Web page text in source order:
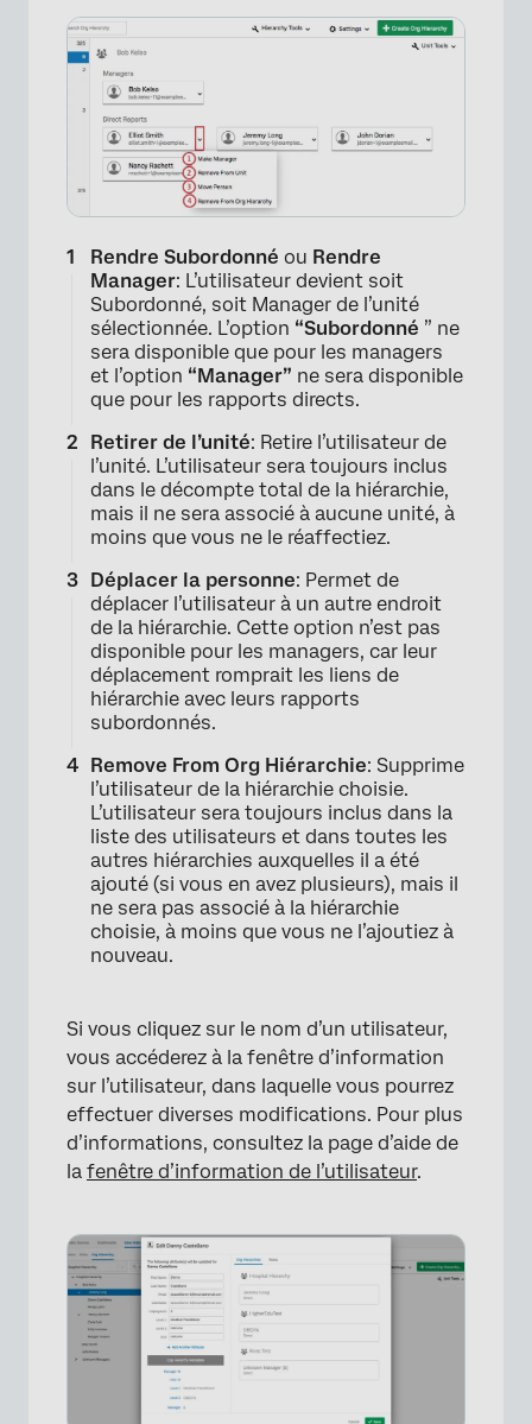
×
Rendre Subordonné ou Rendre
Manager: L’utilisateur devient soit
Subordonné, soit Manager de l’unité
sélectionnée. L’option “Subordonné ” ne
sera disponible que pour les managers
et l’option “Manager” ne sera disponible
que pour les rapports directs.
Retirer de l’unité: Retire l’utilisateur de
l’unité. L’utilisateur sera toujours inclus
dans le décompte total de la hiérarchie,
mais il ne sera associé à aucune unité, à
moins que vous ne le réaffectiez.
Déplacer la personne: Permet de
déplacer l’utilisateur à un autre endroit
de la hiérarchie. Cette option n’est pas
disponible pour les managers, car leur
déplacement romprait les liens de
hiérarchie avec leurs rapports
subordonnés.
Remove From Org Hiérarchie: Supprime
l’utilisateur de la hiérarchie choisie.
L’utilisateur sera toujours inclus dans la
liste des utilisateurs et dans toutes les
autres hiérarchies auxquelles il a été
ajouté (si vous en avez plusieurs), mais il
ne sera pas associé à la hiérarchie
choisie, à moins que vous ne l’ajoutiez à
nouveau.
Si vous cliquez sur le nom d’un utilisateur,
vous accéderez à la fenêtre d’information
sur l’utilisateur, dans laquelle vous pourrez
effectuer diverses modifications. Pour plus
d’informations, consultez la page d’aide de
la fenêtre d’information de l’utilisateur.